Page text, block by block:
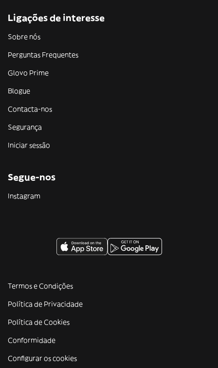
Ligações de interesse
Sobre nós
Perguntas Frequentes
Glovo Prime
Blogue
Contacta-nos
Segurança
Iniciar sessão
Segue-nos
Instagram
Termos e Condições
Política de Privacidade
Política de Cookies
Conformidade
Configurar os cookies